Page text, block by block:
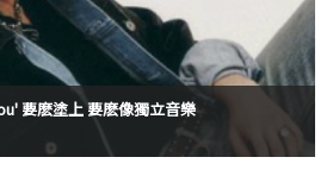
要麽塗上 要麽像獨立音樂